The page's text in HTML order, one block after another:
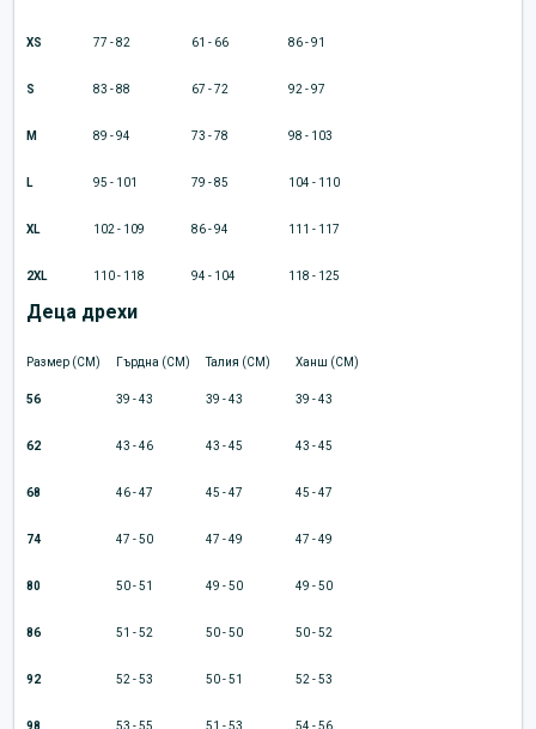
XS 77 - 82 61 - 66 86 - 91
S 83 - 88 67 - 72 92 - 97
M 89 - 94 73 - 78 98 - 103
L 95 - 101 79 - 85 104 - 110
XL 102 - 109 86 - 94 111 - 117
2XL 110 - 118 94 - 104 118 - 125
Деца дрехи
Размер (CM) Гърдна (CM) Талия (CM) Ханш (CM)
56 39 - 43 39 - 43 39 - 43
62 43 - 46 43 - 45 43 - 45
68 46 - 47 45 - 47 45 - 47
74 47 - 50 47 - 49 47 - 49
80 50 - 51 49 - 50 49 - 50
86 51 - 52 50 - 50 50 - 52
92 52 - 53 50 - 51 52 - 53
98 53 - 55 51 - 53 54 - 56